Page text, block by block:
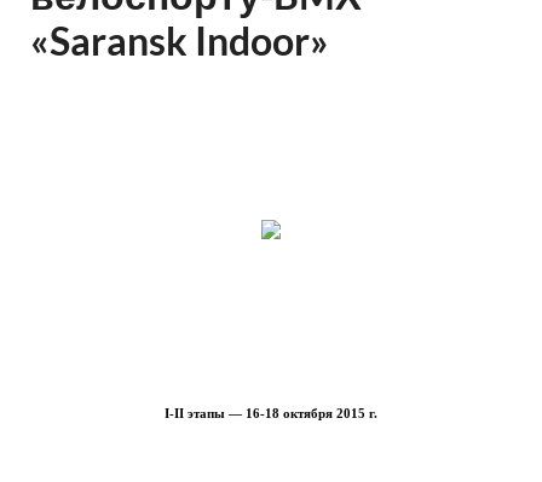
«Saransk Indoor»
I-II этапы — 16-18 октября 2015 г.